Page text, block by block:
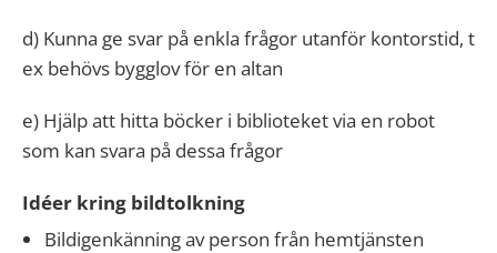
d) Kunna ge svar på enkla frågor utanför kontorstid, t
ex behövs bygglov för en altan
e) Hjälp att hitta böcker i biblioteket via en robot
som kan svara på dessa frågor
Idéer kring bildtolkning
Bildigenkänning av person från hemtjänsten